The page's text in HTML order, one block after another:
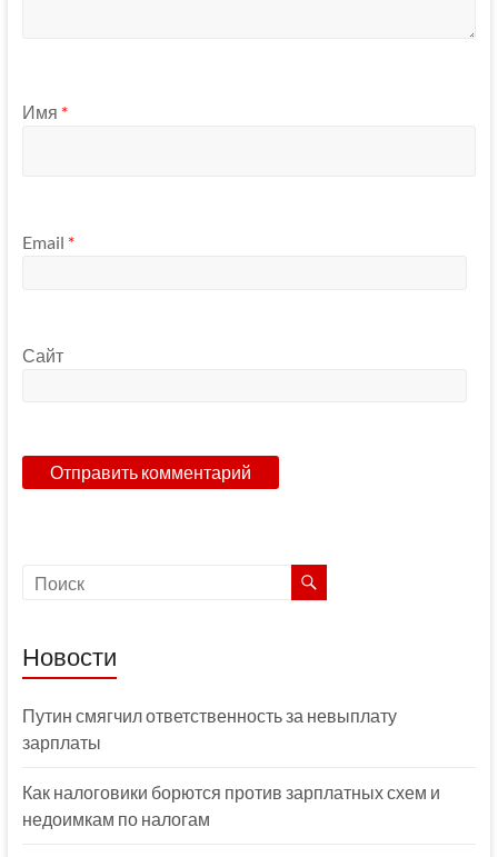
Имя *
Email *
Сайт
Новости
Путин смягчил ответственность за невыплату
зарплаты
Как налоговики борются против зарплатных схем и
недоимкам по налогам